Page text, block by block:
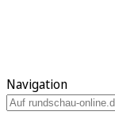
Navigation